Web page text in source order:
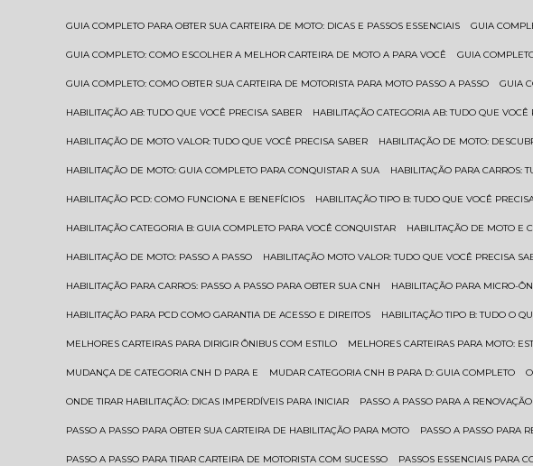
GUIA COMPLETO PARA OBTER SUA CARTEIRA DE MOTO: DICAS E PASSOS ESSENCIAIS GUIA
GUIA COMPLETO: COMO ESCOLHER A MELHOR CARTEIRA DE MOTO A PARA VOCÊ GUIA
GUIA COMPLETO: COMO OBTER SUA CARTEIRA DE MOTORISTA PARA MOTO PASSO A PASSO GUIA
HABILITAÇÃO AB: TUDO QUE VOCÊ PRECISA SABER HABILITAÇÃO CATEGORIA AB: TUDO QUE VOCÊ
HABILITAÇÃO DE MOTO VALOR: TUDO QUE VOCÊ PRECISA SABER HABILITAÇÃO DE MOTO:
HABILITAÇÃO DE MOTO: GUIA COMPLETO PARA CONQUISTAR A SUA HABILITAÇÃO PARA CARROS:
HABILITAÇÃO PCD: COMO FUNCIONA E BENEFÍCIOS HABILITAÇÃO TIPO B: TUDO QUE VOCÊ
HABILITAÇÃO CATEGORIA B: GUIA COMPLETO PARA VOCÊ CONQUISTAR HABILITAÇÃO DE MOTO E
HABILITAÇÃO DE MOTO: PASSO A PASSO HABILITAÇÃO MOTO VALOR: TUDO QUE VOCÊ PRECISA
HABILITAÇÃO PARA CARROS: PASSO A PASSO PARA OBTER SUA CNH HABILITAÇÃO PARA MICRO-
HABILITAÇÃO PARA PCD COMO GARANTIA DE ACESSO E DIREITOS HABILITAÇÃO TIPO B: TUDO O
MELHORES CARTEIRAS PARA DIRIGIR ÔNIBUS COM ESTILO MELHORES CARTEIRAS PARA MOTO:
MUDANÇA DE CATEGORIA CNH D PARA E MUDAR CATEGORIA CNH B PARA D: GUIA COMPLETO
ONDE TIRAR HABILITAÇÃO: DICAS IMPERDÍVEIS PARA INICIAR PASSO A PASSO PARA A
PASSO A PASSO PARA OBTER SUA CARTEIRA DE HABILITAÇÃO PARA MOTO PASSO A PASSO PARA
PASSO A PASSO PARA TIRAR CARTEIRA DE MOTORISTA COM SUCESSO PASSOS ESSENCIAIS PARA